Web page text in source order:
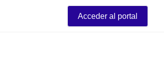
Acceder al portal